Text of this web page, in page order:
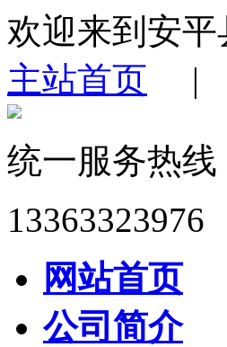
欢迎来到安
主站首页 |
统一服务热线
13363323976
网站首页
公司简介